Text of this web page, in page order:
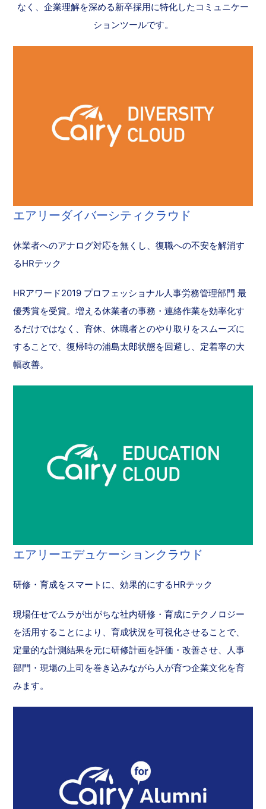
なく、企業理解を深める新卒採用に特化したコミュニケー
ションツールです。
エアリーダイバーシティクラウド
休業者へのアナログ対応を無くし、復職への不安を解消す
るHRテック
HRアワード2019 プロフェッショナル人事労務管理部門 最
優秀賞を受賞。増える休業者の事務・連絡作業を効率化す
るだけではなく、育休、休職者とのやり取りをスムーズに
することで、復帰時の浦島太郎状態を回避し、定着率の大
幅改善。
エアリーエデュケーションクラウド
研修・育成をスマートに、効果的にするHRテック
現場任せでムラが出がちな社内研修・育成にテクノロジー
を活用することにより、育成状況を可視化させることで、
定量的な計測結果を元に研修計画を評価・改善させ、人事
部門・現場の上司を巻き込みながら人が育つ企業文化を育
みます。